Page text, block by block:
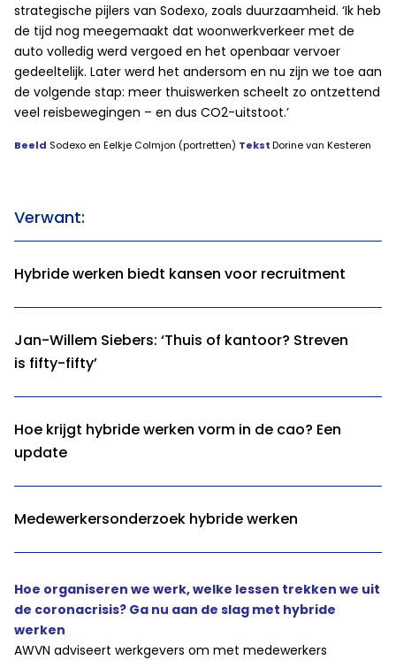
strategische pijlers van Sodexo, zoals duurzaamheid. ‘Ik heb
de tijd nog meegemaakt dat woonwerkverkeer met de
auto volledig werd vergoed en het openbaar vervoer
gedeeltelijk. Later werd het andersom en nu zijn we toe aan
de volgende stap: meer thuiswerken scheelt zo ontzettend
veel reisbewegingen – en dus CO2-uitstoot.’
Beeld Sodexo en Eelkje Colmjon (portretten) TekstDorine van Kesteren
Verwant:
Hybride werken biedt kansen voor recruitment
Jan-Willem Siebers: ‘Thuis of kantoor? Streven
is fifty-fifty’
Hoe krijgt hybride werken vorm in de cao? Een
update
Medewerkersonderzoek hybride werken
Hoe organiseren we werk, welke lessen trekken we uit
de coronacrisis? Ga nu aan de slag met hybride
werken
AWVN adviseert werkgevers om met medewerkers